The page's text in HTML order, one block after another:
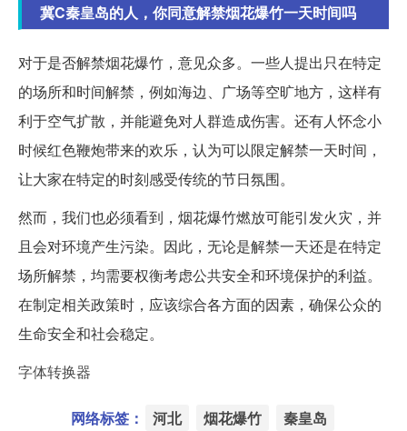
冀C秦皇岛的人，你同意解禁烟花爆竹一天时间吗
对于是否解禁烟花爆竹，意见众多。一些人提出只在特定
的场所和时间解禁，例如海边、广场等空旷地方，这样有
利于空气扩散，并能避免对人群造成伤害。还有人怀念小
时候红色鞭炮带来的欢乐，认为可以限定解禁一天时间，
让大家在特定的时刻感受传统的节日氛围。
然而，我们也必须看到，烟花爆竹燃放可能引发火灾，并
且会对环境产生污染。因此，无论是解禁一天还是在特定
场所解禁，均需要权衡考虑公共安全和环境保护的利益。
在制定相关政策时，应该综合各方面的因素，确保公众的
生命安全和社会稳定。
字体转换器
网络标签： 河北 烟花爆竹 秦皇岛